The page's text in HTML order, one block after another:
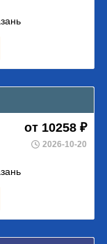
от 10258 ₽
2026-10-20